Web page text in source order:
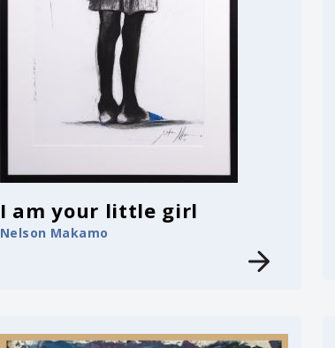
I am your little girl
Nelson Makamo